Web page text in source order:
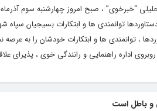
، توانمندی ها و ابتکارات خودشان را به
اداره راهنمایی و رانندگی خوی ، پذیرای
و باطل است